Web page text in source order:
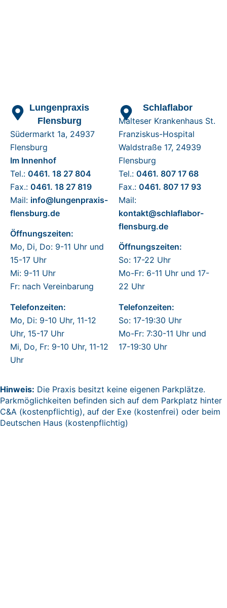
Lungenpraxis
Flensburg
Südermarkt 1a, 24937
Flensburg
Im Innenhof
Tel.: 0461. 18 27 804
Fax.: 0461. 18 27 819
Mail: info@lungenpraxis-
flensburg.de
Öffnungszeiten:
Mo, Di, Do: 9-11 Uhr und
15-17 Uhr
Mi: 9-11 Uhr
Fr: nach Vereinbarung
Telefonzeiten:
Mo, Di: 9-10 Uhr, 11-12
Uhr, 15-17 Uhr
Mi, Do, Fr: 9-10 Uhr, 11-12
Uhr
Schlaflabor
Malteser Krankenhaus St.
Franziskus-Hospital
Waldstraße 17, 24939
Flensburg
Tel.: 0461. 807 17 68
Fax.: 0461. 807 17 93
Mail:
kontakt@schlaflabor-
flensburg.de
Öffnungszeiten:
So: 17-22 Uhr
Mo-Fr: 6-11 Uhr und 17-
22 Uhr
Telefonzeiten:
So: 17-19:30 Uhr
Mo-Fr: 7:30-11 Uhr und
17-19:30 Uhr
Hinweis: Die Praxis besitzt keine eigenen Parkplätze.
Parkmöglichkeiten befinden sich auf dem Parkplatz hinter
C&A (kostenpflichtig), auf der Exe (kostenfrei) oder beim
Deutschen Haus (kostenpflichtig)